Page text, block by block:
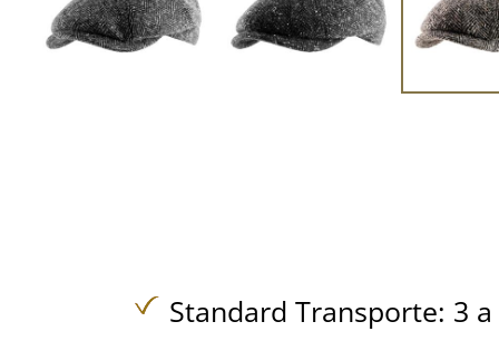
Standard Transporte: 3